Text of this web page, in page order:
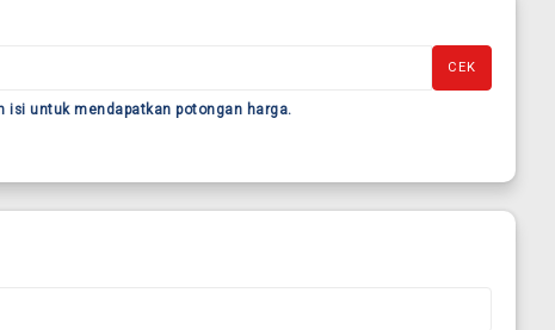
CEK
isi untuk mendapatkan potongan harga.